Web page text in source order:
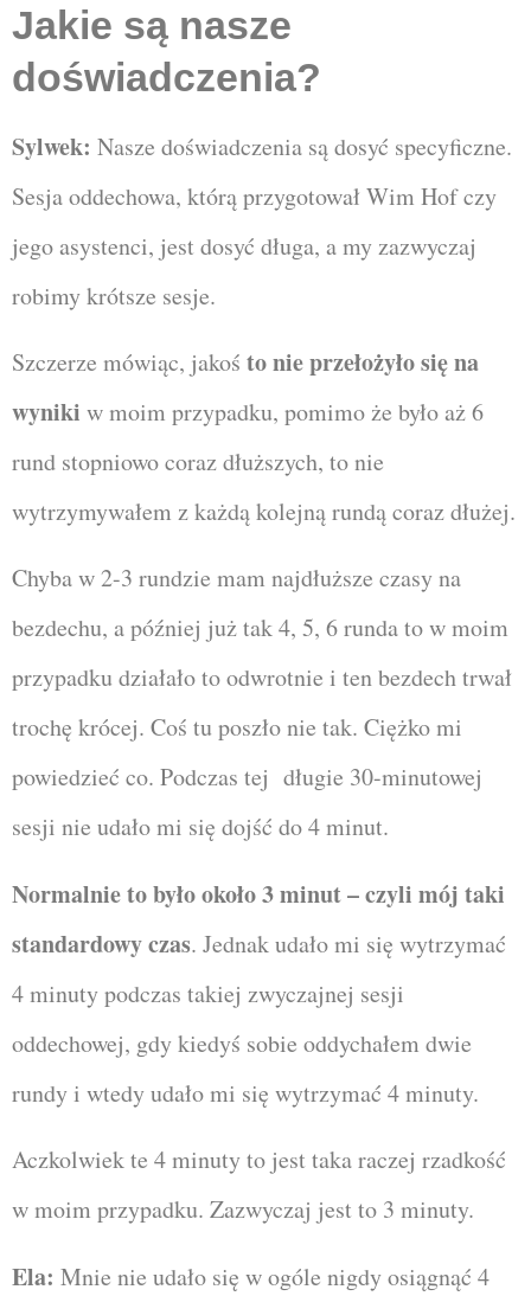
Jakie są nasze
doświadczenia?
Sylwek: Nasze doświadczenia są dosyć specyficzne.
Sesja oddechowa, którą przygotował Wim Hof czy
jego asystenci, jest dosyć długa, a my zazwyczaj
robimy krótsze sesje.
Szczerze mówiąc, jakoś to nie przełożyło się na
wyniki w moim przypadku, pomimo że było aż 6
rund stopniowo coraz dłuższych, to nie
wytrzymywałem z każdą kolejną rundą coraz dłużej.
Chyba w 2-3 rundzie mam najdłuższe czasy na
bezdechu, a później już tak 4, 5, 6 runda to w moim
przypadku działało to odwrotnie i ten bezdech trwał
trochę krócej. Coś tu poszło nie tak. Ciężko mi
powiedzieć co. Podczas tej długie 30-minutowej
sesji nie udało mi się dojść do 4 minut.
Normalnie to było około 3 minut – czyli mój taki
standardowy czas. Jednak udało mi się wytrzymać
4 minuty podczas takiej zwyczajnej sesji
oddechowej, gdy kiedyś sobie oddychałem dwie
rundy i wtedy udało mi się wytrzymać 4 minuty.
Aczkolwiek te 4 minuty to jest taka raczej rzadkość
w moim przypadku. Zazwyczaj jest to 3 minuty.
Ela: Mnie nie udało się w ogóle nigdy osiągnąć 4